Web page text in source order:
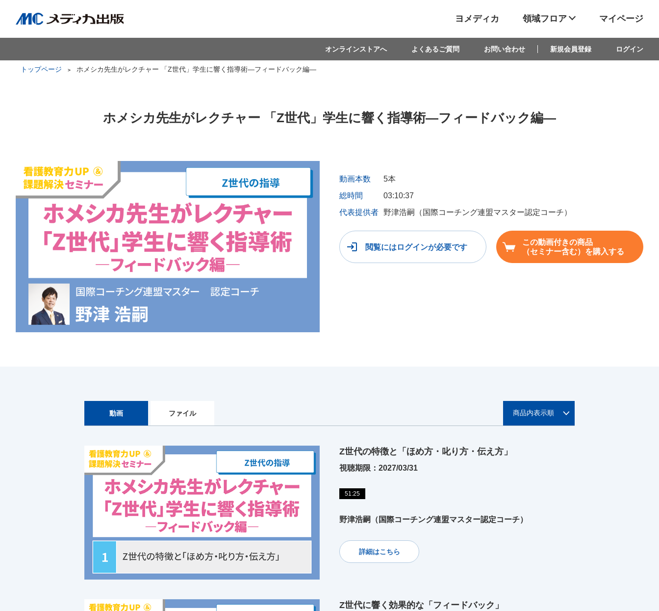
ヨメディカ 領域フロア マイページ
オンラインストアへ よくあるご質問 お問い合わせ 新規会員登録 ログイン
トップページ ホメシカ先生がレクチャー 「Z世代」学生に響く指導術―フィードバック編―
ホメシカ先生がレクチャー 「Z世代」学生に響く指導術―フィードバック編―
動画本数
5本
総時間
03:10:37
代表提供者
野津浩嗣（国際コーチング連盟マスター認定コーチ）
閲覧にはログインが必要です
この動画付きの商品
（セミナー含む）を購入する
動画 ファイル
Z世代の特徴と「ほめ方・叱り方・伝え方」
視聴期限：2027/03/31
51:25
野津浩嗣（国際コーチング連盟マスター認定コーチ）
詳細はこちら
Z世代に響く効果的な「フィードバック」